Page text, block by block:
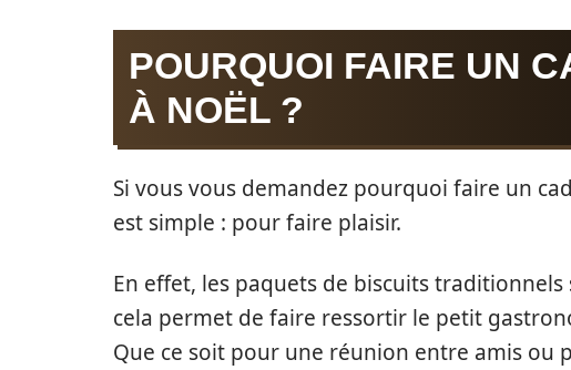
POURQUOI FAIRE UN
À NOËL ?
Si vous vous demandez pourquoi faire un
est simple : pour faire plaisir.
En effet, les paquets de biscuits
cela permet de faire ressortir le petit
Que ce soit pour une réunion entre amis ou